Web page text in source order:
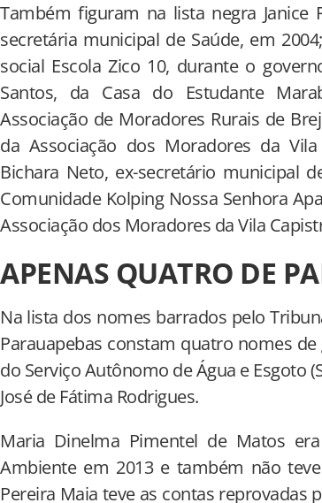
Também figuram na lista negra Janice
secretária municipal de Saúde, em
social Escola Zico 10, durante o
Santos, da Casa do Estudante
Associação de Moradores Rurais de
da Associação dos Moradores da
Bichara Neto, ex-secretário municipal
Comunidade Kolping Nossa Senhora
Associação dos Moradores da Vila
APENAS QUATRO DE
Na lista dos nomes barrados pelo
Parauapebas constam quatro nomes
do Serviço Autônomo de Água e Esgoto
José de Fátima Rodrigues.
Maria Dinelma Pimentel de Matos
Ambiente em 2013 e também não
Pereira Maia teve as contas reprovadas